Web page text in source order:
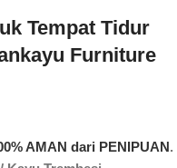
Tempat Tidur
Furniture
AMAN dari PENIPUAN.